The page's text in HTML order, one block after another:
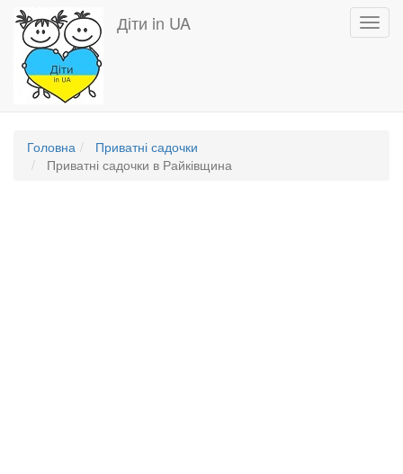
Перейти
основного
вмісту
Діти in UA
Головна
Приватні садочки
Приватні садочки в Райківщина